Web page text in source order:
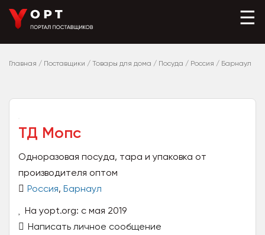
☰
Главная / Поставщики / Товары для дома / Посуда / Россия / Барнаул
ТД Мопс
Одноразовая посуда, тара и упаковка от
производителя оптом
Россия, Барнаул
На yopt.org: с мая 2019
Написать личное сообщение